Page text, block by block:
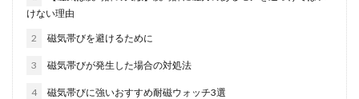
けない理由
2 磁気帯びを避けるために
3 磁気帯びが発生した場合の対処法
4 磁気帯びに強いおすすめ耐磁ウォッチ3選